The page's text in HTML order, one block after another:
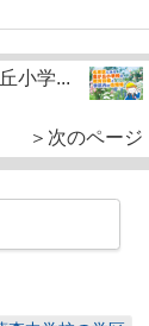
小学...
＞次のページ